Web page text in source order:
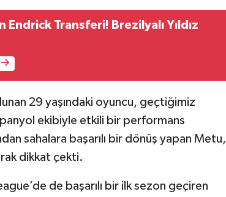
Endrick Transferi! Brezilyalı Yıldız
29 yaşındaki oyuncu, geçtiğimiz
ekibiyle etkili bir performans
sahalara başarılı bir dönüş yapan Metu,
dikkat çekti.
de başarılı bir ilk sezon geçiren